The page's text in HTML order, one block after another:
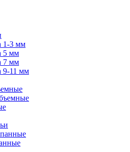
1-3 мм
5 мм
7 мм
9-11 мм